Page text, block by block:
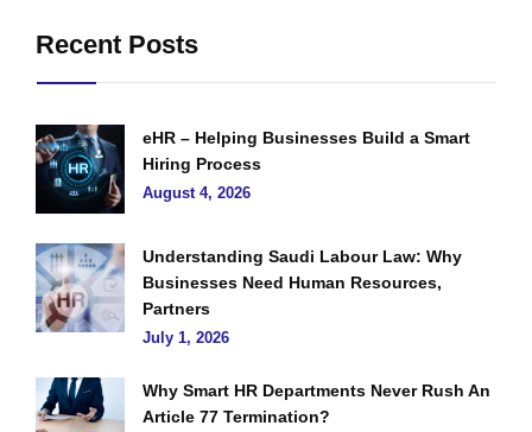
Recent Posts
eHR – Helping Businesses Build a Smart
Hiring Process
August 4, 2026
Understanding Saudi Labour Law: Why
Businesses Need Human Resources,
Partners
July 1, 2026
Why Smart HR Departments Never Rush An
Article 77 Termination?